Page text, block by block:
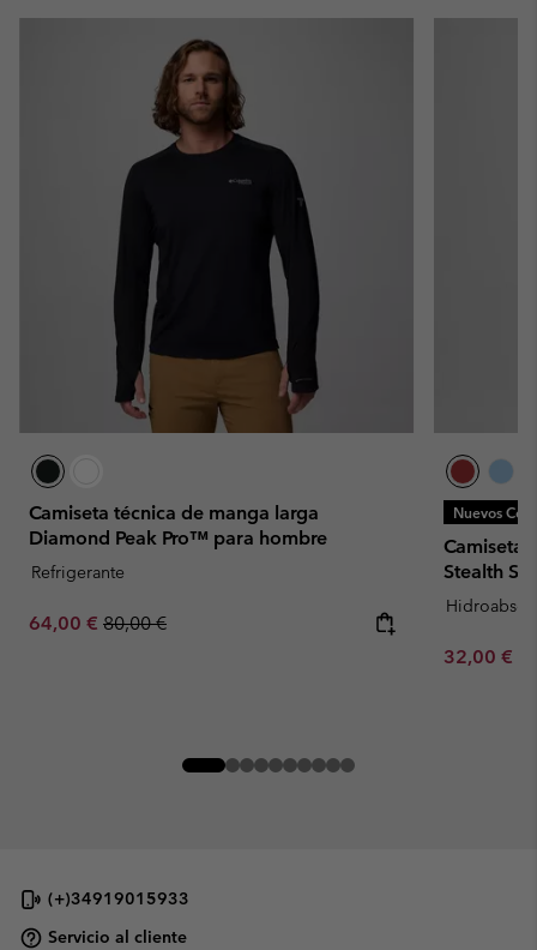
Camiseta técnica de manga larga
Diamond Peak Pro™ para hombre
Refrigerante
Sale price:
64,00 € Regular price:
80,00 €
Nuevos
Camiseta
Stealth
Minimum
32,00 €
(+)34919015933
Servicio al cliente